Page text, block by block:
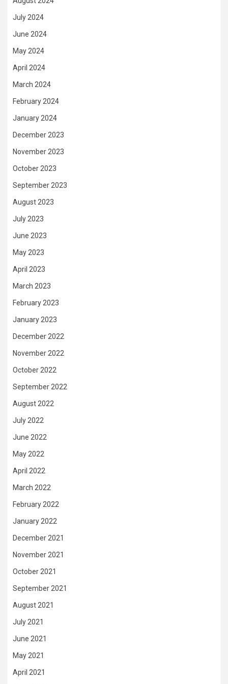
July 2024
June 2024
May 2024
April 2024
March 2024
February 2024
January 2024
December 2023
November 2023
October 2023
September 2023
August 2023
July 2023
June 2023
May 2023
April 2023
March 2023
February 2023
January 2023
December 2022
November 2022
October 2022
September 2022
August 2022
July 2022
June 2022
May 2022
April 2022
March 2022
February 2022
January 2022
December 2021
November 2021
October 2021
September 2021
August 2021
July 2021
June 2021
May 2021
April 2021